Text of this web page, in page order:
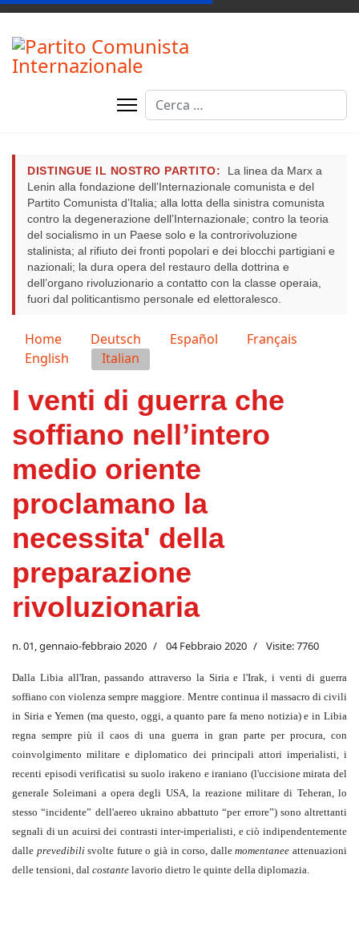
Cerca
DISTINGUE IL NOSTRO PARTITO:
La linea da Marx a
Lenin alla fondazione dell’Internazionale comunista e del
Partito Comunista d’Italia; alla lotta della sinistra comunista
contro la degenerazione dell’Internazionale; contro la teoria
del socialismo in un Paese solo e la controrivoluzione
stalinista; al rifiuto dei fronti popolari e dei blocchi partigiani e
nazionali; la dura opera del restauro della dottrina e
dell’organo rivoluzionario a contatto con la classe operaia,
fuori dal politicantismo personale ed elettoralesco.
Seleziona la tua lingua
Home Deutsch Español
Français
English
Italian
I venti di guerra che
soffiano nell’intero
medio oriente
proclamano la
necessita' della
preparazione
rivoluzionaria
n. 01, gennaio-febbraio 2020 04 Febbraio 2020 Visite: 7760
Dalla Libia all'Iran, passando attraverso la Siria e l'Irak, i venti di guerra
soffiano con violenza sempre maggiore. Mentre continua il massacro di civili
in Siria e Yemen (ma questo, oggi, a quanto pare fa meno notizia) e in Libia
regna sempre più il caos di una guerra in gran parte per procura, con
coinvolgimento militare e diplomatico dei principali attori imperialisti, i
recenti episodi verificatisi su suolo irakeno e iraniano (l'uccisione mirata del
generale Soleimani a opera degli USA, la reazione militare di Teheran, lo
stesso “incidente” dell'aereo ukraino abbattuto “per errore”) sono altrettanti
segnali di un acuirsi dei contrasti inter-imperialisti, e ciò indipendentemente
dalle prevedibili svolte future o già in corso, dallemomentanee attenuazioni
delle tensioni, dal costante lavorio dietro le quinte della diplomazia.